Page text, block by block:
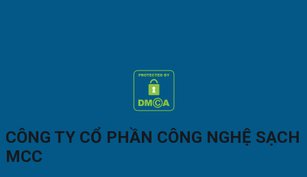
CÔNG TY CỔ PHẦN CÔNG NGHỆ SẠCH
MCC